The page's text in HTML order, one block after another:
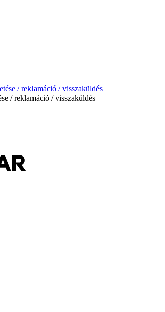
/ reklamáció / visszaküldés
/ reklamáció / visszaküldés